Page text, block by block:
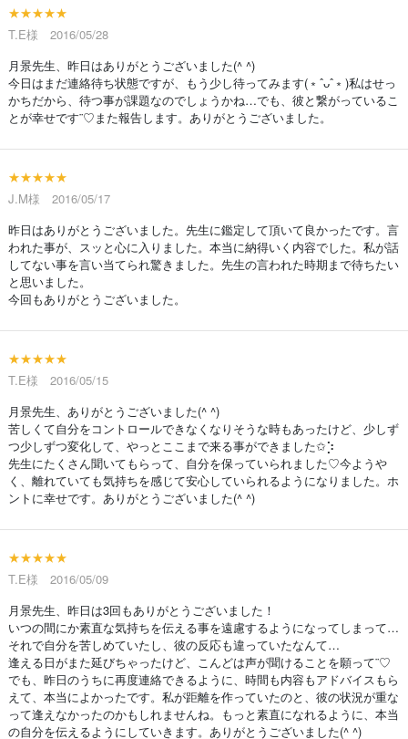
★★★★★
T.E様 2016/05/28
月景先生、昨日はありがとうございました(^ ^)
今日はまだ連絡待ち状態ですが、もう少し待ってみます(﹡ˆᴗˆ﹡)私はせっ
かちだから、待つ事が課題なのでしょうかね…でも、彼と繋がっているこ
とが幸せです¨♡また報告します。ありがとうございました。
★★★★★
J.M様 2016/05/17
昨日はありがとうございました。先生に鑑定して頂いて良かったです。言
われた事が、スッと心に入りました。本当に納得いく内容でした。私が話
してない事を言い当てられ驚きました。先生の言われた時期まで待ちたい
と思いました。
今回もありがとうございました。
★★★★★
T.E様 2016/05/15
月景先生、ありがとうございました(^ ^)
苦しくて自分をコントロールできなくなりそうな時もあったけど、少しず
つ少しずつ変化して、やっとここまで来る事ができました✩⡱
先生にたくさん聞いてもらって、自分を保っていられました♡今ようや
く、離れていても気持ちを感じて安心していられるようになりました。ホ
ントに幸せです。ありがとうございました(^ ^)
★★★★★
T.E様 2016/05/09
月景先生、昨日は3回もありがとうございました！
いつの間にか素直な気持ちを伝える事を遠慮するようになってしまって…
それで自分を苦しめていたし、彼の反応も違っていたなんて…
逢える日がまた延びちゃったけど、こんどは声が聞けることを願って¨♡
でも、昨日のうちに再度連絡できるように、時間も内容もアドバイスもら
えて、本当によかったです。私が距離を作っていたのと、彼の状況が重な
って逢えなかったのかもしれませんね。もっと素直になれるように、本当
の自分を伝えるようにしていきます。ありがとうございました(^ ^)